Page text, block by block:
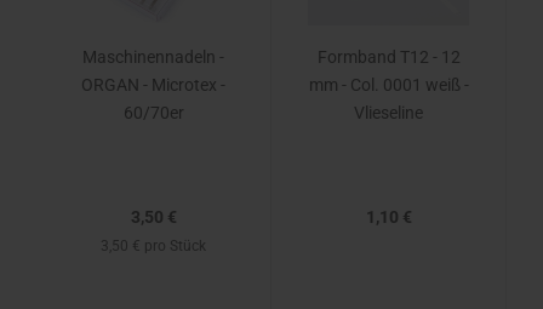
Maschinennadeln -
ORGAN - Microtex -
60/70er
3,50 €
3,50 € pro Stück
Formband T12 - 12
mm - Col. 0001 weiß -
Vlieseline
1,10 €